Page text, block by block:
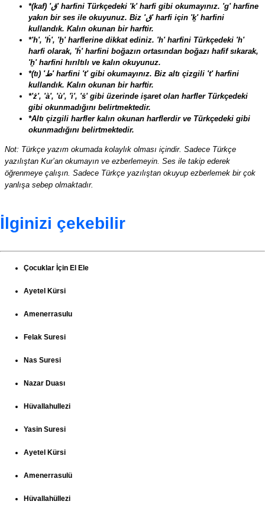
*(kaf) 'ق' harfini Türkçedeki 'k' harfi gibi okumayınız. 'g' harfine
yakın bir ses ile okuyunuz. Biz 'ق' harfi için 'ḵ' harfini
kullandık. Kalın okunan bir harftir.
*'h', 'ḣ', 'ẖ' harflerine dikkat ediniz. 'h' harfini Türkçedeki 'h'
harfi olarak, 'ḣ' harfini boğazın ortasından boğazı hafif sıkarak,
'ẖ' harfini hırıltılı ve kalın okuyunuz.
*(tı) 'ط' harfini 't' gibi okumayınız. Biz altı çizgili 't' harfini
kullandık. Kalın okunan bir harftir.
*'ż', 'à', 'ù', 'ì', 'ṡ' gibi üzerinde işaret olan harfler Türkçedeki
gibi okunmadığını belirtmektedir.
*Altı çizgili harfler kalın okunan harflerdir ve Türkçedeki gibi
okunmadığını belirtmektedir.
Not: Türkçe yazım okumada kolaylık olması içindir. Sadece Türkçe
yazılıştan Kur’an okumayın ve ezberlemeyin. Ses ile takip ederek
öğrenmeye çalışın. Sadece Türkçe yazılıştan okuyup ezberlemek bir çok
yanlışa sebep olmaktadır.
İlginizi çekebilir
Çocuklar İçin El Ele
Ayetel Kürsi
Amenerrasulu
Felak Suresi
Nas Suresi
Nazar Duası
Hüvallahullezi
Yasin Suresi
Ayetel Kürsi
Amenerrasulü
Hüvallahüllezi